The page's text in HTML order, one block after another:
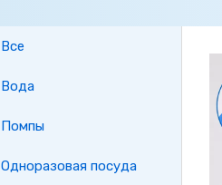
Все
Вода
Помпы
Одноразовая посуда